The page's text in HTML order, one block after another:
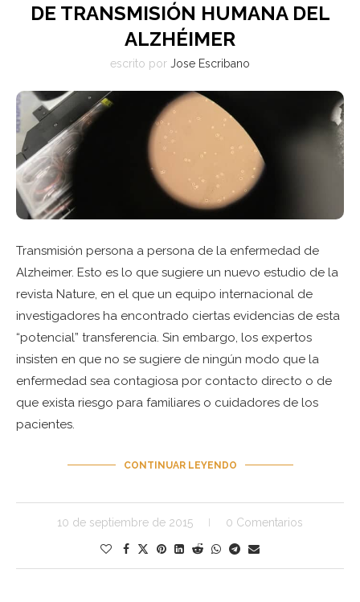
DE TRANSMISIÓN HUMANA DEL
ALZHÉIMER
escrito por Jose Escribano
Transmisión persona a persona de la enfermedad de
Alzheimer. Esto es lo que sugiere un nuevo estudio de la
revista Nature, en el que un equipo internacional de
investigadores ha encontrado ciertas evidencias de esta
“potencial” transferencia. Sin embargo, los expertos
insisten en que no se sugiere de ningún modo que la
enfermedad sea contagiosa por contacto directo o de
que exista riesgo para familiares o cuidadores de los
pacientes.
CONTINUAR LEYENDO
10 de septiembre de 2015 0 Comentarios